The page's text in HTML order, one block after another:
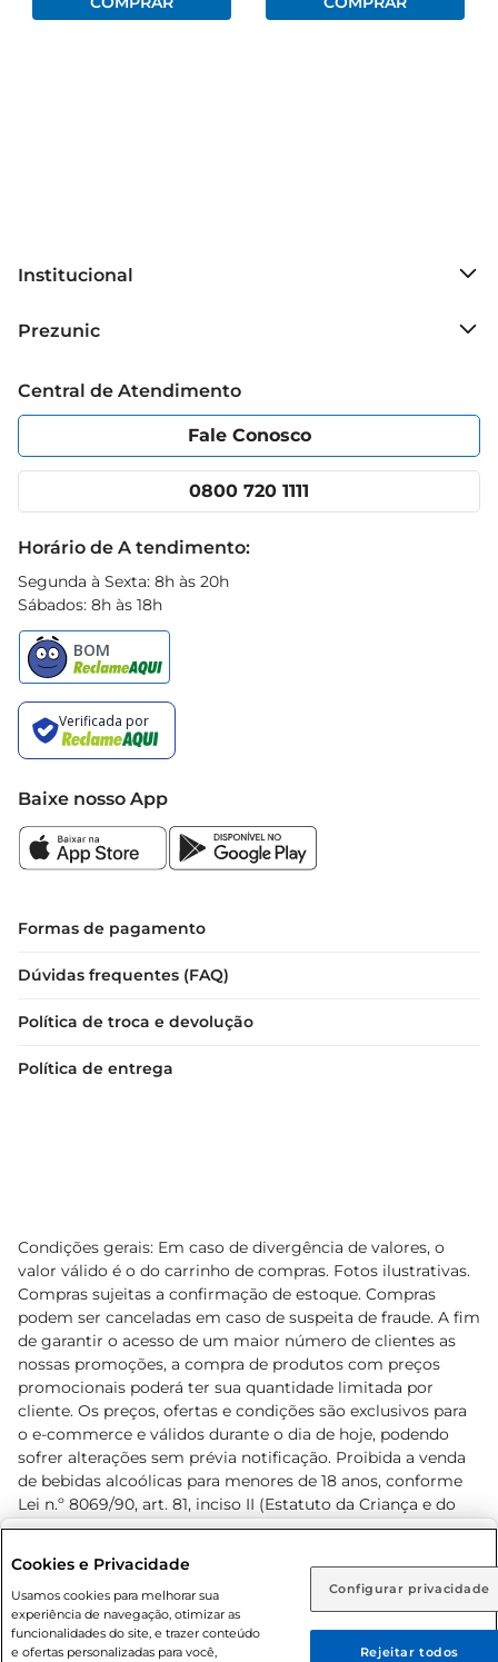
Rio de Janeiro (RJ) Goiás (GO)
Ou
Institucional
Grupo Cencosud
Política de Privacidade
Portal do fornecedor
Cencosud Media
Prezunic
Código de Ética
App Prezunic
Central de Atendimento
Fale Conosco
0800 720 1111
Horário de A tendimento:
Segunda à Sexta: 8h às 20h
Sábados: 8h às 18h
Baixe nosso App
Formas de pagamento
Dúvidas frequentes (FAQ)
Política de troca e devolução
Política de entrega
Condições gerais: Em caso de divergência de valores, o
valor válido é o do carrinho de compras. Fotos ilustrativas.
Compras sujeitas a confirmação de estoque. Compras
podem ser canceladas em caso de suspeita de fraude. A fim
de garantir o acesso de um maior número de clientes as
nossas promoções, a compra de produtos com preços
promocionais poderá ter sua quantidade limitada por
cliente. Os preços, ofertas e condições são exclusivos para
o e-commerce e válidos durante o dia de hoje, podendo
sofrer alterações sem prévia notificação. Proibida a venda
de bebidas alcoólicas para menores de 18 anos, conforme
Lei n.º 8069/90, art. 81, inciso II (Estatuto da Criança e do
Adolescente). Preços e condições exclusivos para o
prévio. O valor mínimo para as compras on-line é de R$
80,00.
Cookies e Privacidade
Usamos cookies para melhorar sua
experiência de navegação, otimizar as
funcionalidades do site, e trazer conteúdo
e ofertas personalizadas para você,
Configurar privacidade
Rejeitar todos